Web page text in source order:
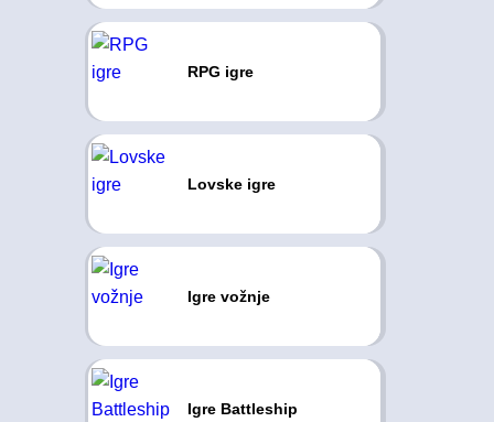
RPG igre
Lovske igre
Igre vožnje
Igre Battleship